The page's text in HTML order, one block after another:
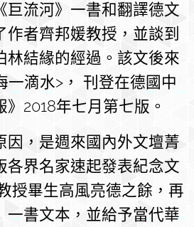
巨流河》一書和翻譯德文
作者齊邦媛教授，並談到
林結緣的經過。該文後來
一滴水>， 刊登在德國中
2018年七月第七版。
因，是週來國內外文壇菁
各界名家速起發表紀念文
授畢生高風亮德之餘，再
一書文本，並給予當代華